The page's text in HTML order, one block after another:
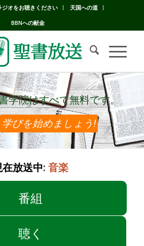
ジオをお聴きください
天国への道
BBNへの献金
学院はすべて無料です。
学院はすべて無料です。
学びを始めましょう!
放送中: 音楽
番組
聴く